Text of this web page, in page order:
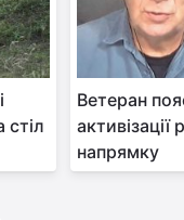
стіл
Ветеран
активізації
напрямку